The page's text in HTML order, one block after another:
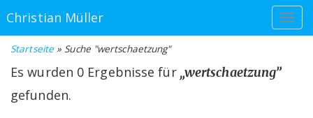
Christian Müller
Startseite » Suche "wertschaetzung"
Es wurden 0 Ergebnisse für„wertschaetzung”
gefunden.